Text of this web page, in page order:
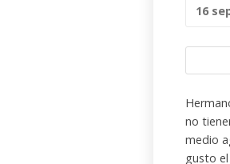
16
no
medio
gusto